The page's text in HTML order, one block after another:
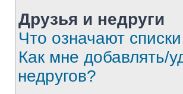
Друзья и недруги
Что означают
Как мне добавлять/
недругов?